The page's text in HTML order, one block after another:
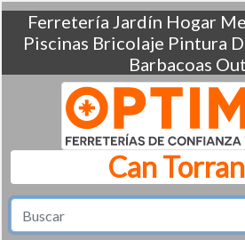
Ferretería Jardín Hogar
Piscinas Bricolaje Pintura
Barbacoas
Can